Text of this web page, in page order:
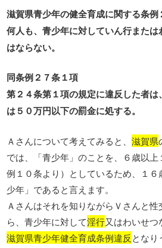
滋賀県青少年の健全育成に関する条例
何人も、青少年に対していん行また
はならない。
同条例２７条１項
第２４条第１項の規定に違反した者
は５０万円以下の罰金に処する。
Ａさんについて考えてみると、滋賀県
では、「青少年」のことを、６歳以
例１０条より）としているため、１
少年」であると言えます。
Ａさんはそれを知りながらＶさんと
ら、青少年に対して淫行又はわいせつ
滋賀県青少年健全育成条例違反となり